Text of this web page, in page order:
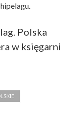
Polska
w księgarni